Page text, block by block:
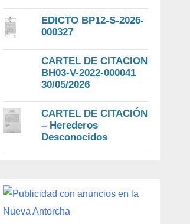
EDICTO BP12-S-2026-
000327
CARTEL DE CITACION
BH03-V-2022-000041
30/05/2026
CARTEL DE CITACIÓN
– Herederos
Desconocidos